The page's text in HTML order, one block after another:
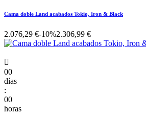
Cama doble Land acabados Tokio, Iron & Black
2.076,29 €-10%2.306,99 €

00
días
:
00
horas